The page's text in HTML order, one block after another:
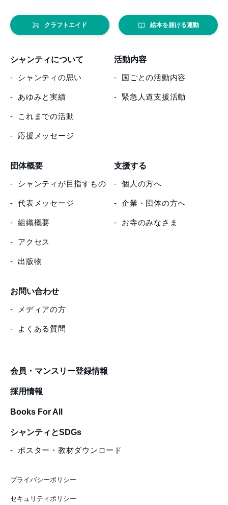
クラフトエイド 絵本を届ける運動
シャンティについて
シャンティの思い
あゆみと実績
これまでの活動
応援メッセージ
活動内容
国ごとの活動内容
緊急人道支援活動
団体概要
シャンティが目指すもの
代表メッセージ
組織概要
アクセス
出版物
支援する
個人の方へ
企業・団体の方へ
お寺のみなさま
お問い合わせ
メディアの方
よくある質問
会員・マンスリー登録情報
採用情報
Books For All
シャンティとSDGs
ポスター・教材ダウンロード
プライバシーポリシー
セキュリティポリシー